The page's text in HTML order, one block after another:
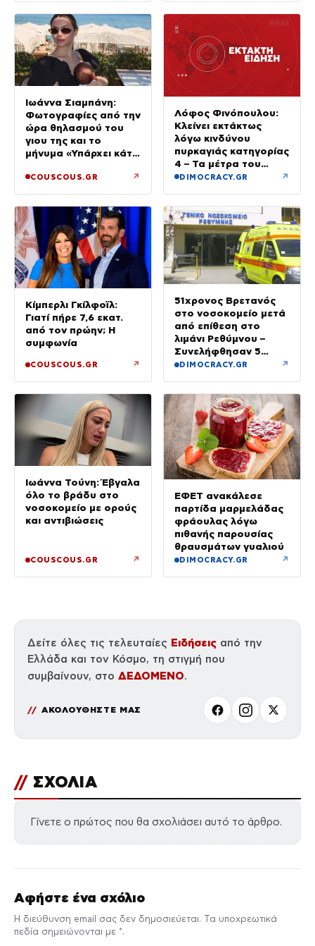
Ιωάννα Σιαμπάνη:
Φωτογραφίες από την
ώρα θηλασμού του
γιου της και το
μήνυμα «Υπάρχει κάτι
αργές μέρες»
COUSCOUS.GR ↗
Λόφος Φινόπουλου:
Κλείνει εκτάκτως
λόγω κινδύνου
πυρκαγιάς κατηγορίας
4 – Τα μέτρα του
Δήμου Αθηναίων
DIMOCRACY.GR ↗
Κίμπερλι Γκίλφοϊλ:
Γιατί πήρε 7,6 εκατ.
από τον πρώην; Η
συμφωνία
COUSCOUS.GR ↗
51χρονος Βρετανός
στο νοσοκομείο μετά
από επίθεση στο
λιμάνι Ρεθύμνου –
Συνελήφθησαν 5
άτομα
DIMOCRACY.GR ↗
Ιωάννα Τούνη: Έβγαλα
όλο το βράδυ στο
νοσοκομείο με ορούς
και αντιβιώσεις
COUSCOUS.GR ↗
ΕΦΕΤ ανακάλεσε
παρτίδα μαρμελάδας
φράουλας λόγω
πιθανής παρουσίας
θραυσμάτων γυαλιού
DIMOCRACY.GR ↗
Δείτε όλες τις τελευταίες Ειδήσεις από την
Ελλάδα και τον Κόσμο, τη στιγμή που
συμβαίνουν, στο ΔΕΔΟΜΕΝΟ.
ΑΚΟΛΟΥΘΗΣΤΕ ΜΑΣ
// ΣΧΟΛΙΑ
Γίνετε ο πρώτος που θα σχολιάσει αυτό το άρθρο.
Αφήστε ένα σχόλιο
Η διεύθυνση email σας δεν δημοσιεύεται. Τα υποχρεωτικά
πεδία σημειώνονται με *.